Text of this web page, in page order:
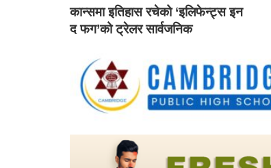
कान्समा इतिहास रचेको ‘इलिफेन्ट्स इन
द फग’को ट्रेलर सार्वजनिक